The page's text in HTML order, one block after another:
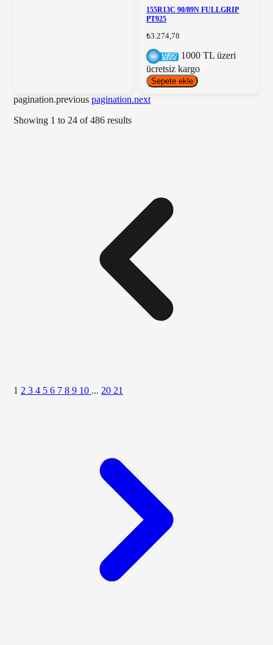
155R13C 90/89N FULLGRIP
PT925
₺3.274,78
1000 TL üzeri
ücretsiz kargo
Sepete ekle
pagination.previous pagination.next
Showing 1 to 24 of486 results
1 2 3 4 5 6 7 8 9 10 ... 20 21